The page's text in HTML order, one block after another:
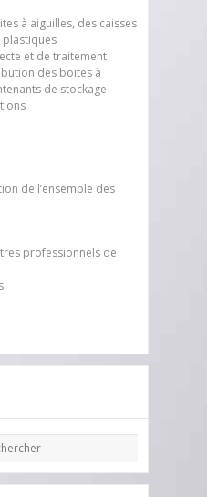
à aiguilles, des caisses
plastiques
et de traitement
des boites à
de stockage
de l’ensemble des
professionnels de